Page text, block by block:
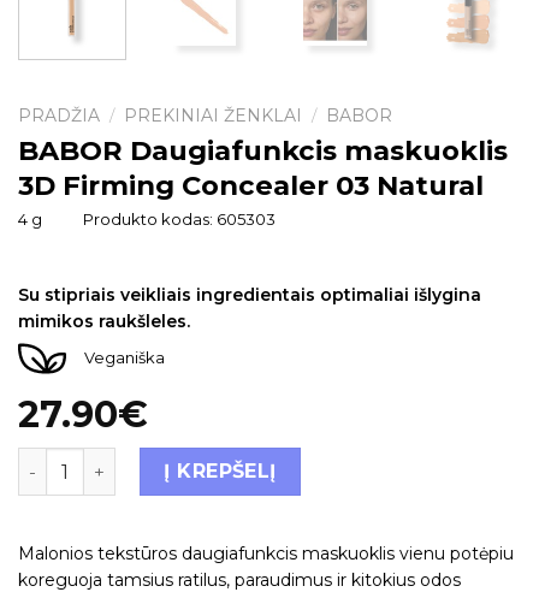
PRADŽIA / PREKINIAI ŽENKLAI / BABOR
BABOR Daugiafunkcis maskuoklis
3D Firming Concealer 03 Natural
4 g Produkto kodas: 605303
Su stipriais veikliais ingredientais optimaliai išlygina
mimikos raukšleles.
Veganiška
27.90€
Į KREPŠELĮ
Malonios tekstūros daugiafunkcis maskuoklis vienu potėpiu
koreguoja tamsius ratilus, paraudimus ir kitokius odos